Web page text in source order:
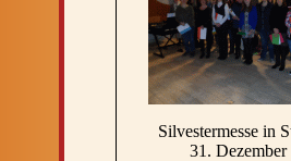
Silvestermesse in
31. Dezember